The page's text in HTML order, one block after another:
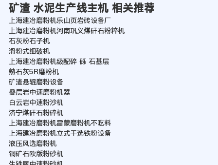
矿渣 水泥生产线主机 相关推荐
上海建冶磨粉机乐山页岩砖设备厂
上海建冶磨粉机河南巩义煤矸石粉粹机
石灰粉石子机
滑粉式细破机
上海建冶磨粉机级配碎 砾 石基层
熟石灰5R磨粉机
矿渣悬辊磨粉设备
叠层岩中速磨粉机器
白云岩中速粉沙机
济宁煤矸石粉碎机
上海建冶磨粉机雷蒙磨粉机不吃料
上海建冶磨粉机立式干选铁粉设备
液压风选磨粉机
铜矿石欧版粉砂机